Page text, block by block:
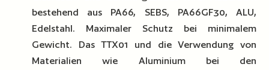
bestehend aus PA66, SEBS, PA66GF30, ALU,
Edelstahl. Maximaler Schutz bei minimalem
Gewicht. Das TTX01 und die Verwendung von
Materialien wie Aluminium bei den